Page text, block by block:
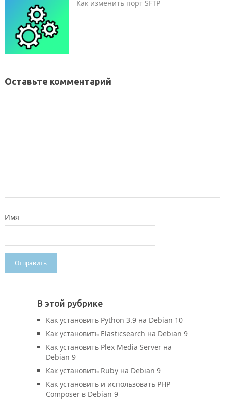
Как изменить порт SFTP
Оставьте комментарий
Имя
В этой рубрике
Как установить Python 3.9 на Debian 10
Как установить Elasticsearch на Debian 9
Как установить Plex Media Server на
Debian 9
Как установить Ruby на Debian 9
Как установить и использовать PHP
Composer в Debian 9